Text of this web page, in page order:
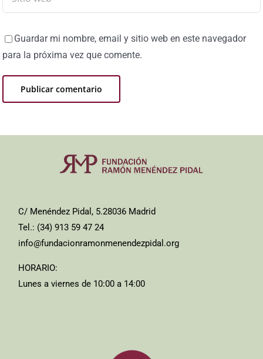
Guardar mi nombre, email y sitio web en este navegador
para la próxima vez que comente.
C/ Menéndez Pidal, 5.28036 Madrid
Tel.: (34) 913 59 47 24
info@fundacionramonmenendezpidal.org
HORARIO:
Lunes a viernes de 10:00 a 14:00